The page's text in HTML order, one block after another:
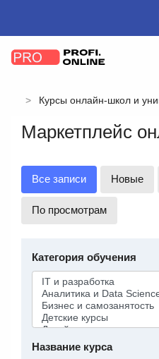
Курсы онлайн-школ и
Маркетплейс
Все записи Новые
По просмотрам
Категория обучения
Название курса